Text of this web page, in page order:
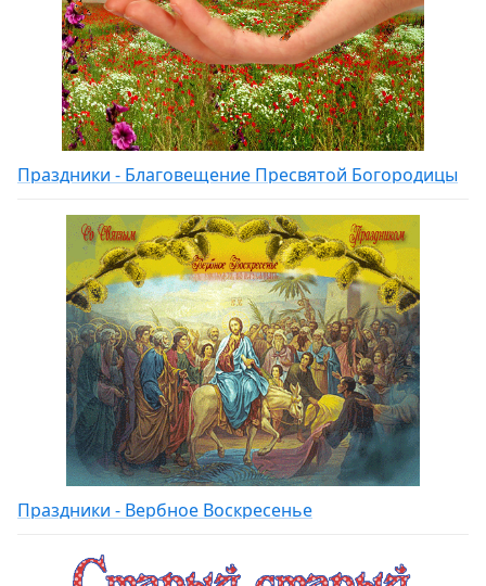
Праздники - Благовещение Пресвятой Богородицы
Праздники - Вербное Воскресенье